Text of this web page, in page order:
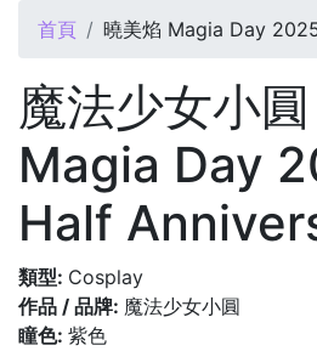
您在這裡
首頁 曉美焰 Magia Day
魔法少女小
Magia Day
Half
類型: Cosplay
作品 / 品牌: 魔法少女小圓
瞳色: 紫色